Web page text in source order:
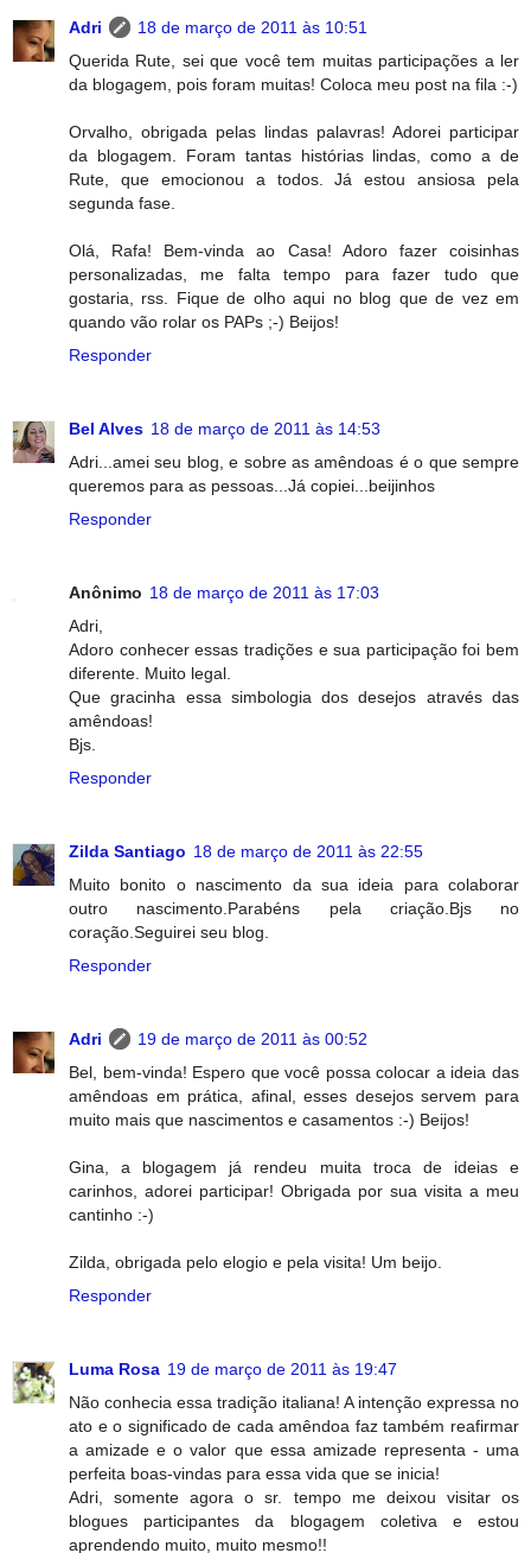
Adri
18 de março de 2011 às 10:51
Querida Rute, sei que você tem muitas participações a ler
da blogagem, pois foram muitas! Coloca meu post na fila :-)
Orvalho, obrigada pelas lindas palavras! Adorei participar
da blogagem. Foram tantas histórias lindas, como a de
Rute, que emocionou a todos. Já estou ansiosa pela
segunda fase.
Olá, Rafa! Bem-vinda ao Casa! Adoro fazer coisinhas
personalizadas, me falta tempo para fazer tudo que
gostaria, rss. Fique de olho aqui no blog que de vez em
quando vão rolar os PAPs ;-) Beijos!
Responder
Bel Alves 18 de março de 2011 às 14:53
Adri...amei seu blog, e sobre as amêndoas é o que sempre
queremos para as pessoas...Já copiei...beijinhos
Responder
Anônimo 18 de março de 2011 às 17:03
Adri,
Adoro conhecer essas tradições e sua participação foi bem
diferente. Muito legal.
Que gracinha essa simbologia dos desejos através das
amêndoas!
Bjs.
Responder
Zilda Santiago 18 de março de 2011 às 22:55
Muito bonito o nascimento da sua ideia para colaborar
outro nascimento.Parabéns pela criação.Bjs no
coração.Seguirei seu blog.
Responder
Adri
19 de março de 2011 às 00:52
Bel, bem-vinda! Espero que você possa colocar a ideia das
amêndoas em prática, afinal, esses desejos servem para
muito mais que nascimentos e casamentos :-) Beijos!
Gina, a blogagem já rendeu muita troca de ideias e
carinhos, adorei participar! Obrigada por sua visita a meu
cantinho :-)
Zilda, obrigada pelo elogio e pela visita! Um beijo.
Responder
Luma Rosa 19 de março de 2011 às 19:47
Não conhecia essa tradição italiana! A intenção expressa no
ato e o significado de cada amêndoa faz também reafirmar
a amizade e o valor que essa amizade representa - uma
perfeita boas-vindas para essa vida que se inicia!
Adri, somente agora o sr. tempo me deixou visitar os
blogues participantes da blogagem coletiva e estou
aprendendo muito, muito mesmo!!